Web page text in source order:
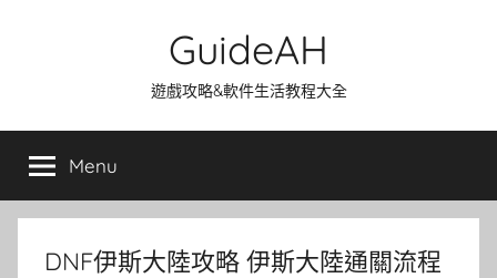
GuideAH
遊戲攻略&軟件生活教程大全
Menu
DNF伊斯大陸攻略 伊斯大陸通關流程